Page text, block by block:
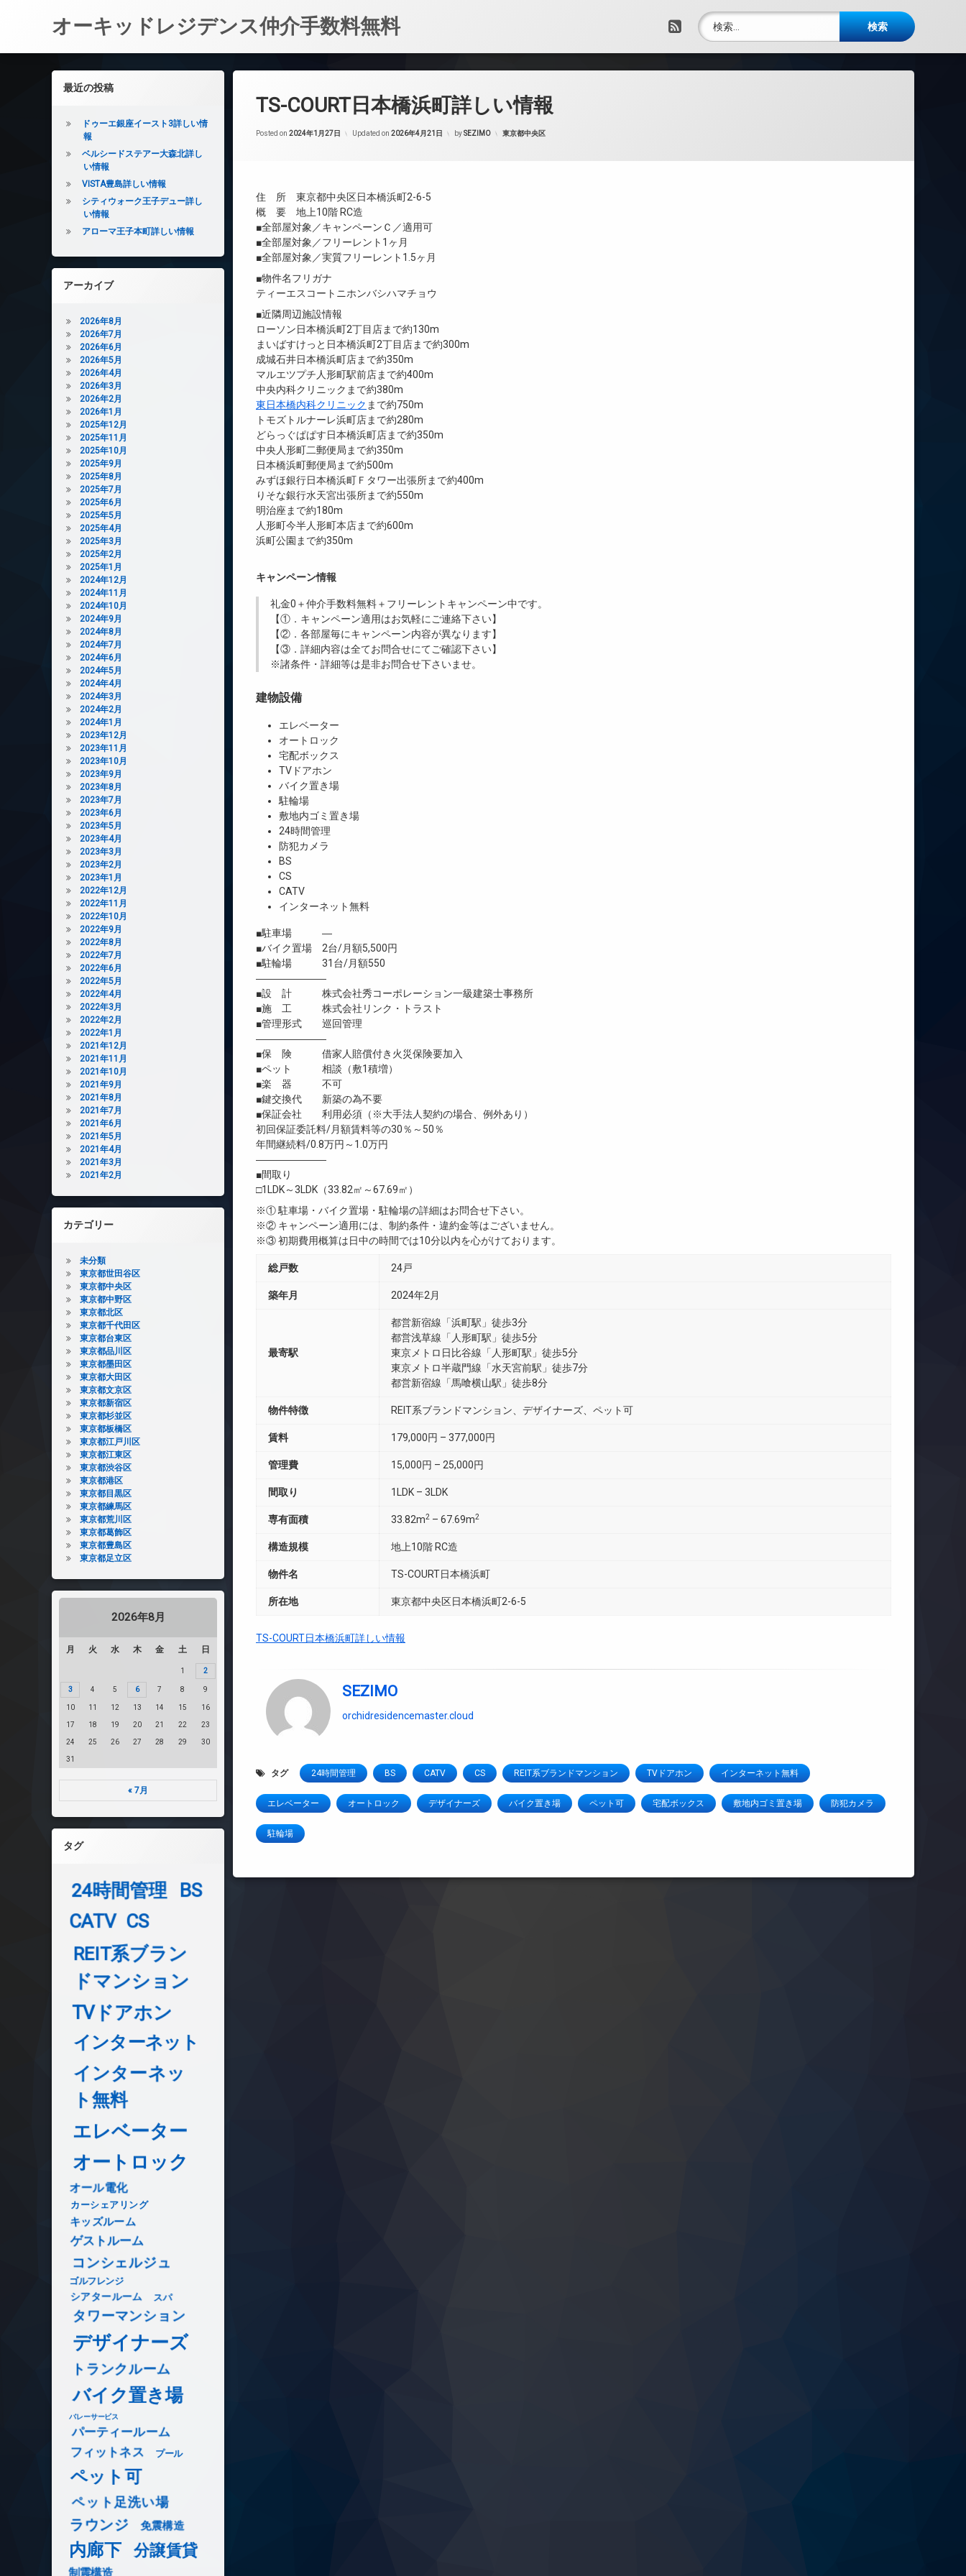
オーキッドレジデンス仲介手数料無料 RSS
検索:
TS-COURT日本橋浜町詳しい情報
Posted on 2024年1月27日 Updated on 2026年4月21日 bySEZIMO カテゴリー:
東京都中央区
住 所 東京都中央区日本橋浜町2-6-5
概 要 地上10階 RC造
■全部屋対象／キャンペーンＣ／適用可
■全部屋対象／フリーレント1ヶ月
■全部屋対象／実質フリーレント1.5ヶ月
■物件名フリガナ
ティーエスコートニホンバシハマチョウ
■近隣周辺施設情報
ローソン日本橋浜町2丁目店まで約130m
まいばすけっと日本橋浜町2丁目店まで約300m
成城石井日本橋浜町店まで約350m
マルエツプチ人形町駅前店まで約400m
中央内科クリニックまで約380m
東日本橋内科クリニック まで約750m
トモズトルナーレ浜町店まで約280m
どらっぐぱぱす日本橋浜町店まで約350m
中央人形町二郵便局まで約350m
日本橋浜町郵便局まで約500m
みずほ銀行日本橋浜町Ｆタワー出張所まで約400m
りそな銀行水天宮出張所まで約550m
明治座まで約180m
人形町今半人形町本店まで約600m
浜町公園まで約350m
キャンペーン情報
礼金0 ＋仲介手数料無料＋ フリーレント キャンペーン中です。
【①．キャンペーン適用はお気軽にご連絡下さい】
【②．各部屋毎にキャンペーン内容が異なります】
【③．詳細内容は全てお問合せにてご確認下さい】
※諸条件・詳細等は是非お問合せ下さいませ。
建物設備
エレベーター
オートロック
宅配ボックス
TVドアホン
バイク置き場
駐輪場
敷地内ゴミ置き場
24時間管理
防犯カメラ
BS
CS
CATV
インターネット無料
■駐車場 ―
■バイク置場 2台/月額5,500円
■駐輪場 31台/月額550
―――――――
■設 計 株式会社秀コーポレーション一級建築士事務所
■施 工 株式会社リンク・トラスト
■管理形式 巡回管理
―――――――
■保 険 借家人賠償付き火災保険要加入
■ペット 相談（敷1積増）
■楽 器 不可
■鍵交換代 新築の為不要
■保証会社 利用必須（※大手法人契約の場合、例外あり）
初回保証委託料/月額賃料等の30％～50％
年間継続料/0.8万円～1.0万円
―――――――
■間取り
□1LDK～3LDK（33.82㎡～67.69㎡）
※① 駐車場・バイク置場・駐輪場の詳細はお問合せ下さい。
※② キャンペーン適用には、制約条件・違約金等はございません。
※③ 初期費用概算は日中の時間では10分以内を心がけております。
総戸数 24戸
築年月 2024年2月
最寄駅
都営新宿線「浜町駅」徒歩3分
都営浅草線「人形町駅」徒歩5分
東京メトロ日比谷線「人形町駅」徒歩5分
東京メトロ半蔵門線「水天宮前駅」徒歩7分
都営新宿線「馬喰横山駅」徒歩8分
物件特徴 REIT系ブランドマンション、デザイナーズ、ペット可
賃料 179,000円 – 377,000円
管理費 15,000円 – 25,000円
間取り 1LDK – 3LDK
専有面積 33.82m2 – 67.69m2
構造規模 地上10階 RC造
物件名 TS-COURT日本橋浜町
所在地 東京都中央区日本橋浜町2-6-5
TS-COURT日本橋浜町詳しい情報
SEZIMO
orchidresidencemaster.cloud
タグ 24時間管理 BS CATV CS REIT系ブランドマンション TVドアホン インターネット無料
エレベーター オートロック デザイナーズ バイク置き場 ペット可 宅配ボックス 敷地内ゴミ置き場 防犯カメラ
駐輪場
左サイドバー
最近の投稿
ドゥーエ銀座イースト3詳しい情
報
ベルシードステアー大森北詳し
い情報
VISTA豊島詳しい情報
シティウォーク王子デュー詳し
い情報
アローマ王子本町詳しい情報
アーカイブ
2026年8月
2026年7月
2026年6月
2026年5月
2026年4月
2026年3月
2026年2月
2026年1月
2025年12月
2025年11月
2025年10月
2025年9月
2025年8月
2025年7月
2025年6月
2025年5月
2025年4月
2025年3月
2025年2月
2025年1月
2024年12月
2024年11月
2024年10月
2024年9月
2024年8月
2024年7月
2024年6月
2024年5月
2024年4月
2024年3月
2024年2月
2024年1月
2023年12月
2023年11月
2023年10月
2023年9月
2023年8月
2023年7月
2023年6月
2023年5月
2023年4月
2023年3月
2023年2月
2023年1月
2022年12月
2022年11月
2022年10月
2022年9月
2022年8月
2022年7月
2022年6月
2022年5月
2022年4月
2022年3月
2022年2月
2022年1月
2021年12月
2021年11月
2021年10月
2021年9月
2021年8月
2021年7月
2021年6月
2021年5月
2021年4月
2021年3月
2021年2月
カテゴリー
未分類
東京都世田谷区
東京都中央区
東京都中野区
東京都北区
東京都千代田区
東京都台東区
東京都品川区
東京都墨田区
東京都大田区
東京都文京区
東京都新宿区
東京都杉並区
東京都板橋区
東京都江戸川区
東京都江東区
東京都渋谷区
東京都港区
東京都目黒区
東京都練馬区
東京都荒川区
東京都葛飾区
東京都豊島区
東京都足立区
2026年8月
月 火 水 木 金 土 日
1 2
3 4 5 6 7 8 9
10 11 12 13 14 15 16
17 18 19 20 21 22 23
24 25 26 27 28 29 30
31
« 7月
タグ
24時間管理
BS
CATV CS
REIT系ブラン
ドマンション
TVドアホン
インターネット
インターネッ
ト無料
エレベーター
オートロック
オール電化
カーシェアリング
キッズルーム
ゲストルーム
コンシェルジュ
ゴルフレンジ
シアタールーム スパ
タワーマンション
デザイナーズ
トランクルーム
バイク置き場
バレーサービス
パーティールーム
フィットネス プール
ペット可
ペット足洗い場
ラウンジ 免震構造
内廊下 分譲賃貸
制震構造